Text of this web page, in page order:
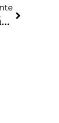
TARJETA INFORMATIVA | Respecto A Los Trabajos Hidráulicos En Lago De Guadalupe